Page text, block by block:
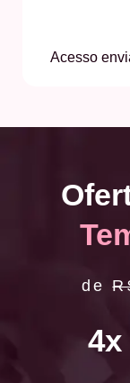
Acesso
de
4x